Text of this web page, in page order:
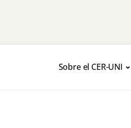
Sobre el CER-UNI